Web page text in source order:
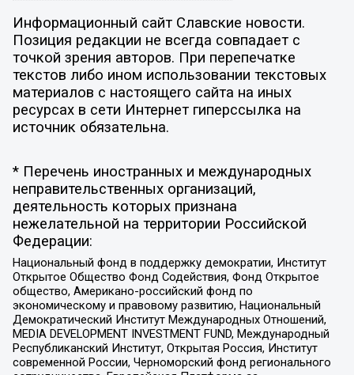
Информационный сайт Славские новости.
Позиция редакции не всегда совпадает с
точкой зрения авторов. При перепечатке
текстов либо ином использовании текстовых
материалов с настоящего сайта на иных
ресурсах в сети Интернет гиперссылка на
источник обязательна.
* Перечень иностранных и международных
неправительственных организаций,
деятельность которых признана
нежелательной на территории Российской
Федерации:
Национальный фонд в поддержку демократии, Институт
Открытое Общество Фонд Содействия, Фонд Открытое
общество, Американо-российский фонд по
экономическому и правовому развитию, Национальный
Демократический Институт Международных Отношений,
MEDIA DEVELOPMENT INVESTMENT FUND, Международный
Республиканский Институт, Открытая Россия, Институт
современной России, Черноморский фонд регионального